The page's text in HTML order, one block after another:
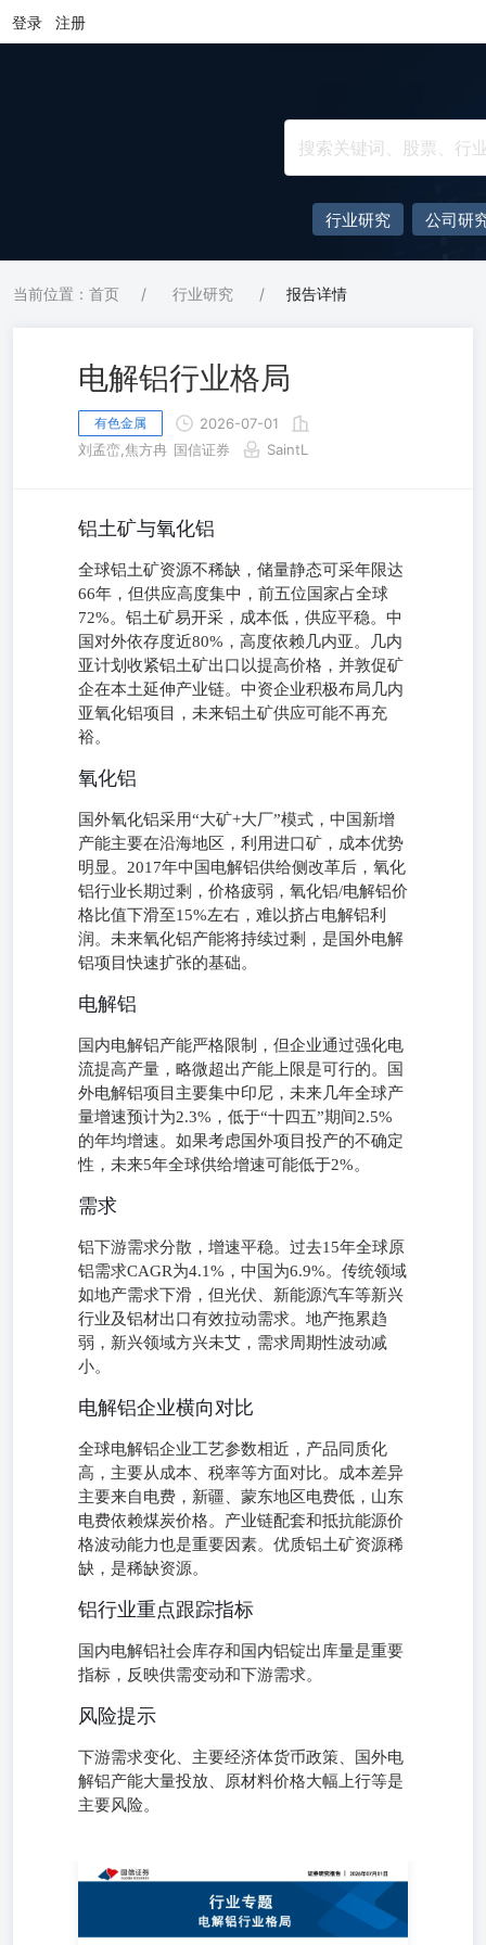
登录 注册
行业研究 公司研
当前位置：首页 / 行业研究 / 报告详情
电解铝行业格局
有色金属
2026-07-01
刘孟峦,焦方冉 国信证券 SaintL
铝土矿与氧化铝
全球铝土矿资源不稀缺，储量静态可采年限达
66年，但供应高度集中，前五位国家占全球
72%。铝土矿易开采，成本低，供应平稳。中
国对外依存度近80%，高度依赖几内亚。几内
亚计划收紧铝土矿出口以提高价格，并敦促矿
企在本土延伸产业链。中资企业积极布局几内
亚氧化铝项目，未来铝土矿供应可能不再充
裕。
氧化铝
国外氧化铝采用“大矿+大厂”模式，中国新增
产能主要在沿海地区，利用进口矿，成本优势
明显。2017年中国电解铝供给侧改革后，氧化
铝行业长期过剩，价格疲弱，氧化铝/电解铝价
格比值下滑至15%左右，难以挤占电解铝利
润。未来氧化铝产能将持续过剩，是国外电解
铝项目快速扩张的基础。
电解铝
国内电解铝产能严格限制，但企业通过强化电
流提高产量，略微超出产能上限是可行的。国
外电解铝项目主要集中印尼，未来几年全球产
量增速预计为2.3%，低于“十四五”期间2.5%
的年均增速。如果考虑国外项目投产的不确定
性，未来5年全球供给增速可能低于2%。
需求
铝下游需求分散，增速平稳。过去15年全球原
铝需求CAGR为4.1%，中国为6.9%。传统领域
如地产需求下滑，但光伏、新能源汽车等新兴
行业及铝材出口有效拉动需求。地产拖累趋
弱，新兴领域方兴未艾，需求周期性波动减
小。
电解铝企业横向对比
全球电解铝企业工艺参数相近，产品同质化
高，主要从成本、税率等方面对比。成本差异
主要来自电费，新疆、蒙东地区电费低，山东
电费依赖煤炭价格。产业链配套和抵抗能源价
格波动能力也是重要因素。优质铝土矿资源稀
缺，是稀缺资源。
铝行业重点跟踪指标
国内电解铝社会库存和国内铝锭出库量是重要
指标，反映供需变动和下游需求。
风险提示
下游需求变化、主要经济体货币政策、国外电
解铝产能大量投放、原材料价格大幅上行等是
主要风险。
行业研究·专题报告有色金属·工业金属 投资评级：优于大市
（维持） 证券分析师：焦方冉021-
60933177jiaofangran@guosen.com.cnS0980522080003 证券分
析师：刘孟峦010-